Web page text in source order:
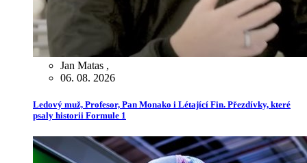
Jan Matas ,
06. 08. 2026
Ledový muž, Profesor, Pan Monako i Létající Fin. Přezdívky, které
psaly historii Formule 1